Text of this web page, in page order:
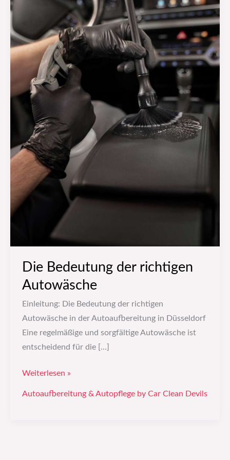
Die Bedeutung der richtigen
Autowäsche
Einleitung: Die Bedeutung der richtigen
Autowäsche in der Autoaufbereitung in Düsseldorf
Eine regelmäßige und sorgfältige Autowäsche ist
entscheidend für die […]
Weiterlesen »
Autoaufbereitung & Autopflege by Car Clean Devils